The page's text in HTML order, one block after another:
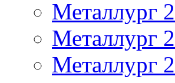
Металлург
Металлург
Металлург